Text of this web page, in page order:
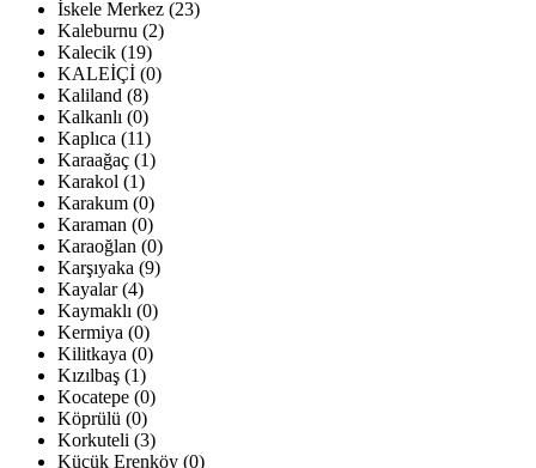
İskele Merkez (23)
Kaleburnu (2)
Kalecik (19)
KALEİÇİ (0)
Kaliland (8)
Kalkanlı (0)
Kaplıca (11)
Karaağaç (1)
Karakol (1)
Karakum (0)
Karaman (0)
Karaoğlan (0)
Karşıyaka (9)
Kayalar (4)
Kaymaklı (0)
Kermiya (0)
Kilitkaya (0)
Kızılbaş (1)
Kocatepe (0)
Köprülü (0)
Korkuteli (3)
Küçük Erenköy (0)